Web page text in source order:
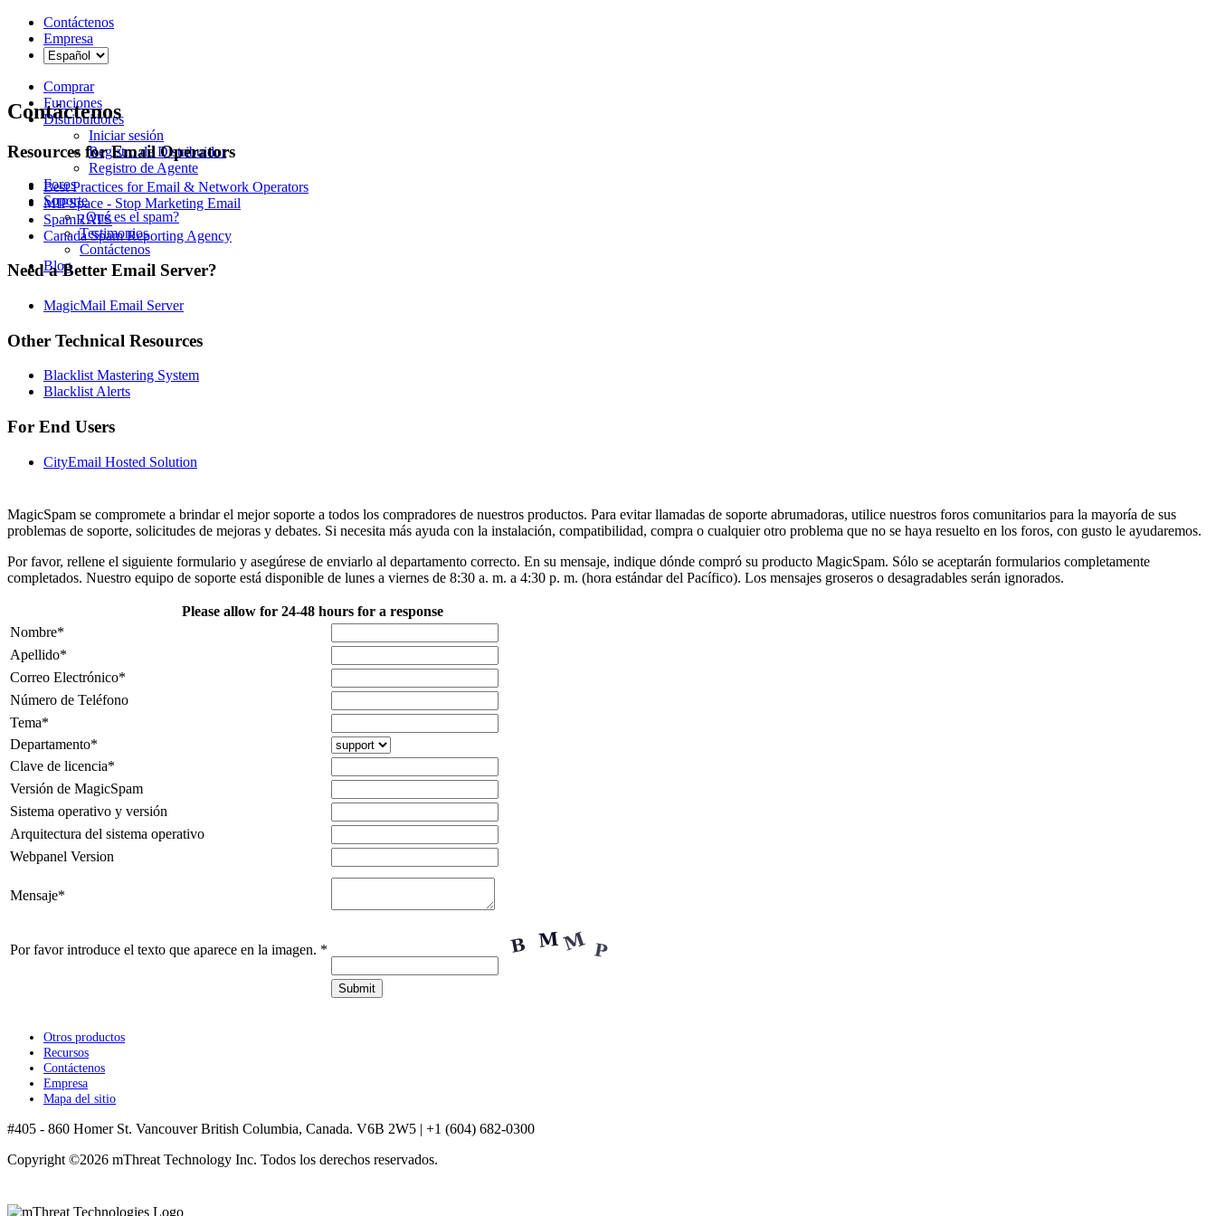
Contáctenos
Empresa
Comprar
Funciones
Distribuidores
Iniciar sesión
Registro de Distribuidor
Registro de Agente
Foros
Soporte
¿Qué es el spam?
Testimonios
Contáctenos
Blog
Contáctenos
Resources for Email Operators
Best Practices for Email & Network Operators
MIPSpace - Stop Marketing Email
SpamRATS
Canada Spam Reporting Agency
Need a Better Email Server?
MagicMail Email Server
Other Technical Resources
Blacklist Mastering System
Blacklist Alerts
For End Users
CityEmail Hosted Solution
MagicSpam se compromete a brindar el mejor soporte a todos los compradores de nuestros productos. Para evitar llamadas de soporte abrumadoras, utilice nuestros foros comunitarios para la mayoría de sus
problemas de soporte, solicitudes de mejoras y debates. Si necesita más ayuda con la instalación, compatibilidad, compra o cualquier otro problema que no se haya resuelto en los foros, con gusto le ayudaremos.
Por favor, rellene el siguiente formulario y asegúrese de enviarlo al departamento correcto. En su mensaje, indique dónde compró su producto MagicSpam. Sólo se aceptarán formularios completamente
completados. Nuestro equipo de soporte está disponible de lunes a viernes de 8:30 a. m. a 4:30 p. m. (hora estándar del Pacífico). Los mensajes groseros o desagradables serán ignorados.
Please allow for 24-48 hours for a response
Nombre*
Apellido*
Correo Electrónico*
Número de Teléfono
Tema*
Departamento*
Clave de licencia*
Versión de MagicSpam
Sistema operativo y versión
Arquitectura del sistema operativo
Webpanel Version
Mensaje*
Por favor introduce el texto que aparece en la imagen. *
Otros productos
Recursos
Contáctenos
Empresa
Mapa del sitio
#405 - 860 Homer St. Vancouver British Columbia, Canada. V6B 2W5 | +1 (604) 682-0300
Copyright ©2026 mThreat Technology Inc. Todos los derechos reservados.